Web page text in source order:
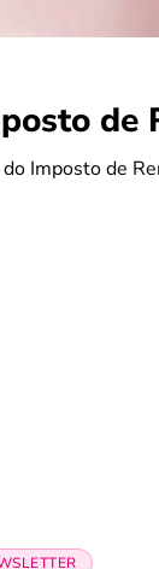
de
do Imposto de